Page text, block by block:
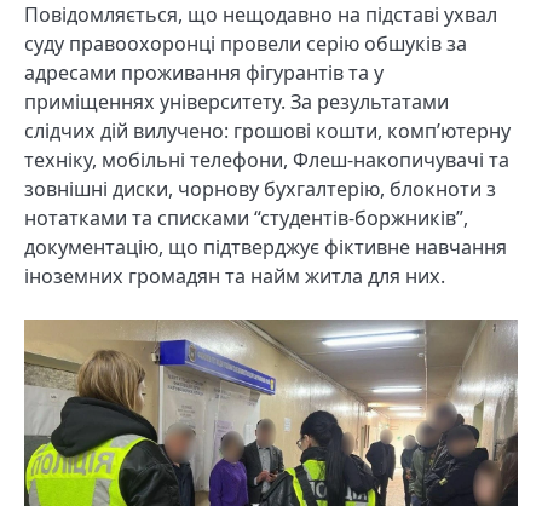
Повідомляється, що нещодавно на підставі ухвал
суду правоохоронці провели серію обшуків за
адресами проживання фігурантів та у
приміщеннях університету. За результатами
слідчих дій вилучено: грошові кошти, комп’ютерну
техніку, мобільні телефони, Флеш-накопичувачі та
зовнішні диски, чорнову бухгалтерію, блокноти з
нотатками та списками “студентів-боржників”,
документацію, що підтверджує фіктивне навчання
іноземних громадян та найм житла для них.